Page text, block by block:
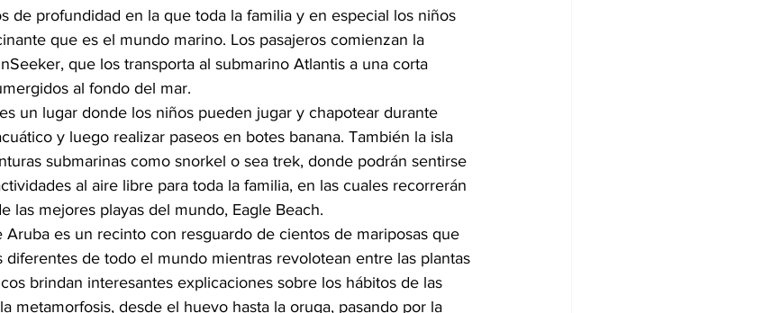
de profundidad en la que toda la familia y en especial los niños
que es el mundo marino. Los pasajeros comienzan la
que los transporta al submarino Atlantis a una corta
al fondo del mar.
es un lugar donde los niños pueden jugar y chapotear durante
y luego realizar paseos en botes banana. También la isla
submarinas como snorkel o sea trek, donde podrán sentirse
al aire libre para toda la familia, en las cuales recorrerán
las mejores playas del mundo, Eagle Beach.
es un recinto con resguardo de cientos de mariposas que
diferentes de todo el mundo mientras revolotean entre las plantas
brindan interesantes explicaciones sobre los hábitos de las
metamorfosis, desde el huevo hasta la oruga, pasando por la